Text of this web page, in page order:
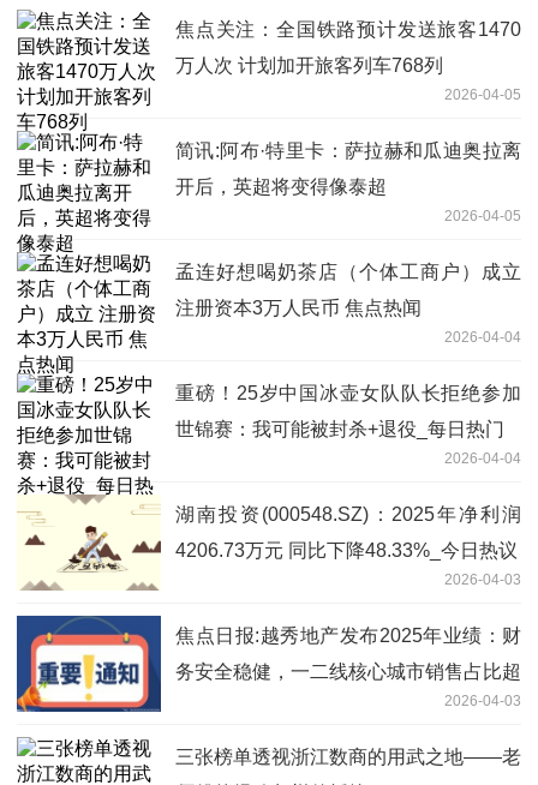
焦点关注：全国铁路预计发送旅客1470
万人次 计划加开旅客列车768列
2026-04-05
简讯:阿布·特里卡：萨拉赫和瓜迪奥拉离
开后，英超将变得像泰超
2026-04-05
孟连好想喝奶茶店（个体工商户）成立
注册资本3万人民币 焦点热闻
2026-04-04
重磅！25岁中国冰壶女队队长拒绝参加
世锦赛：我可能被封杀+退役_每日热门
2026-04-04
湖南投资(000548.SZ)：2025年净利润
4206.73万元 同比下降48.33%_今日热议
2026-04-03
焦点日报:越秀地产发布2025年业绩：财
务安全稳健，一二线核心城市销售占比超
2026-04-03
三张榜单透视浙江数商的用武之地——老